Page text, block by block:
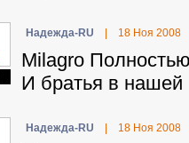
Haдeждa-RU 18 Ноя 2008
Milagro
И братья в нашей
Haдeждa-RU 18 Ноя 2008